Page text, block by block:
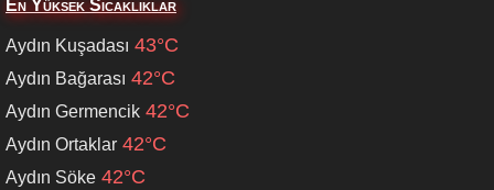
En Yüksek Sıcaklıklar
Aydın Kuşadası 43°C
Aydın Bağarası 42°C
Aydın Germencik 42°C
Aydın Ortaklar 42°C
Aydın Söke 42°C